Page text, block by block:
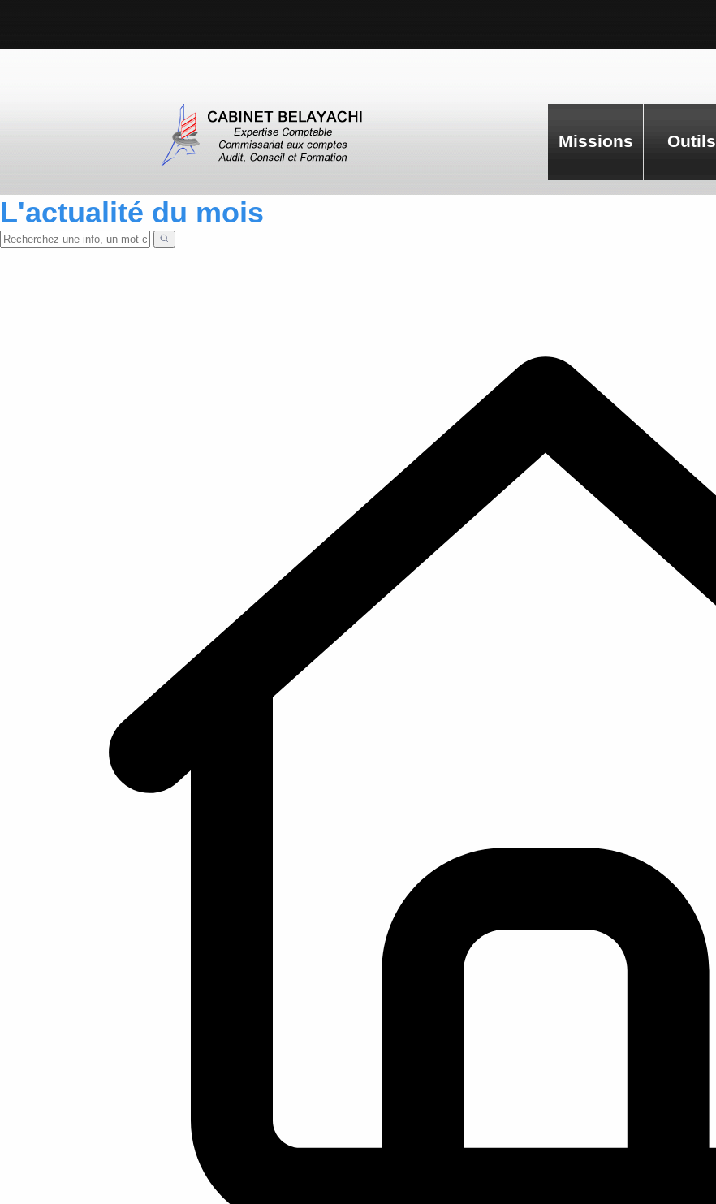
Missions Outils
L'actualité du mois